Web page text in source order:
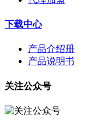
下载中心
产品介绍册
产品说明书
关注公众号